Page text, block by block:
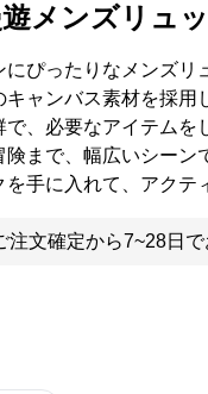
メンズリュ
にぴったりなメンズリ
キャンバス素材を採用
で、必要なアイテムを
険まで、幅広いシーン
手に入れて、アクテ
注文確定から7~28日